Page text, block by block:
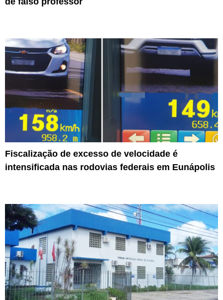
Fiscalização de excesso de velocidade é
intensificada nas rodovias federais em Eunápolis